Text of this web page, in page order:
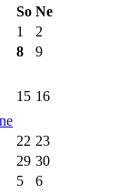
So Ne
1
2
8 9
15 16
22 23
29 30
5 6